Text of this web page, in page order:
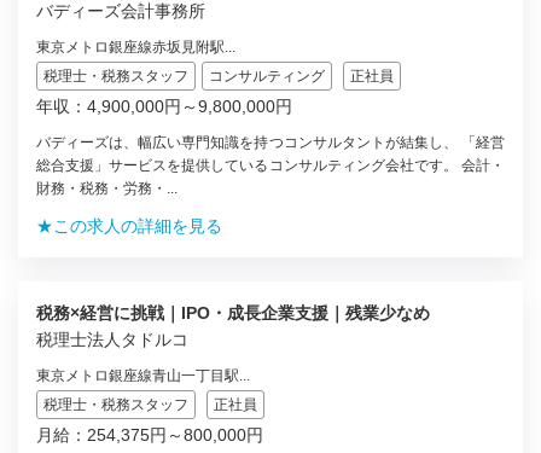
バディーズ会計事務所
東京メトロ銀座線赤坂見附駅...
税理士・税務スタッフ
コンサルティング 正社員
年収：4,900,000円～9,800,000円
バディーズは、幅広い専門知識を持つコンサルタントが結集し、 「経営
総合支援」サービスを提供しているコンサルティング会社です。 会計・
財務・税務・労務・...
★この求人の詳細を見る
税務×経営に挑戦｜IPO・成長企業支援｜残業少なめ
税理士法人タドルコ
東京メトロ銀座線青山一丁目駅...
税理士・税務スタッフ
正社員
月給：254,375円～800,000円